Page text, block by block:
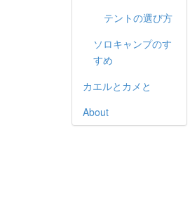
テントの選び方
ソロキャンプのす
すめ
カエルとカメと
About